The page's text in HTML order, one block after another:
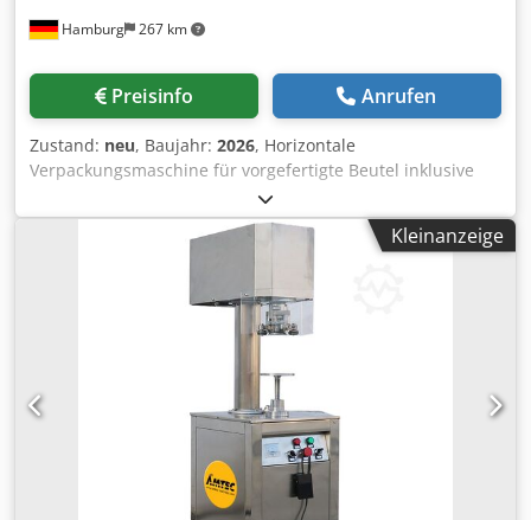
Hamburg 267 km
Preisinfo Anrufen
Zustand: neu, Baujahr: 2026, Horizontale
Verpackungsmaschine für vorgefertigte Beutel inklusive
Schneckendosierer für pulvriger Produkte und
Linearwaage für Granulate oder Schüttgut.
Schneckendosierer und Linearwaage sind auf beweglichen
werden, kein gleichzeitiges Befüllen des Beutels. Geeignet
für vorgefertigte Flachbeutel, Doypacks, Block- bzw.
Flachbodenbeutel. Werkzeuge und Module für spezifische
Beuteleigenschaften wie Zip-/Druckverschluss,
Drehverschluss (Spout), Gusset-Form,
Chargen-/Datumsdrucker, Begasungsmodul sind
integrierbar gegen Aufpreis. 4-Station Version: 1 Station
für Beutelentnahme aus Magazin; 2. Station für Beutel
öffnen; 3. Station für Beutel befüllen; 4 Station für Beutel
Kleinanzeige